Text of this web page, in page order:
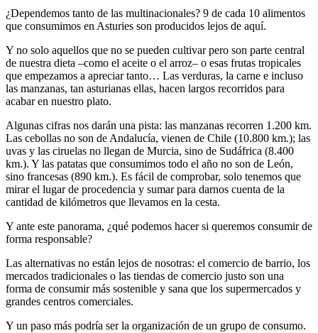
¿Dependemos tanto de las multinacionales? 9 de cada 10 alimentos
que consumimos en Asturies son producidos lejos de aquí.
Y no solo aquellos que no se pueden cultivar pero son parte central
de nuestra dieta –como el aceite o el arroz– o esas frutas tropicales
que empezamos a apreciar tanto… Las verduras, la carne e incluso
las manzanas, tan asturianas ellas, hacen largos recorridos para
acabar en nuestro plato.
Algunas cifras nos darán una pista: las manzanas recorren 1.200 km.
Las cebollas no son de Andalucía, vienen de Chile (10.800 km.); las
uvas y las ciruelas no llegan de Murcia, sino de Sudáfrica (8.400
km.). Y las patatas que consumimos todo el año no son de León,
sino francesas (890 km.). Es fácil de comprobar, solo tenemos que
mirar el lugar de procedencia y sumar para darnos cuenta de la
cantidad de kilómetros que llevamos en la cesta.
Y ante este panorama, ¿qué podemos hacer si queremos consumir de
forma responsable?
Las alternativas no están lejos de nosotras: el comercio de barrio, los
mercados tradicionales o las tiendas de comercio justo son una
forma de consumir más sostenible y sana que los supermercados y
grandes centros comerciales.
Y un paso más podría ser la organización de un grupo de consumo.